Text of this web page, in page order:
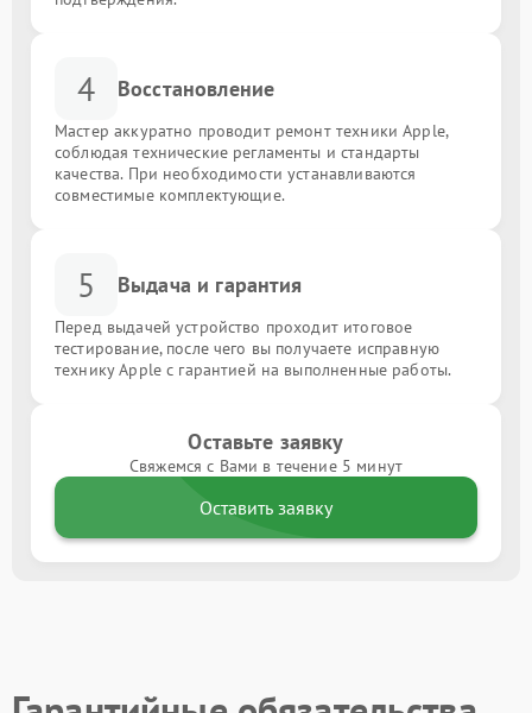
4 Восстановление
Мастер аккуратно проводит ремонт техники Apple,
соблюдая технические регламенты и стандарты
качества. При необходимости устанавливаются
совместимые комплектующие.
5 Выдача и гарантия
Перед выдачей устройство проходит итоговое
тестирование, после чего вы получаете исправную
технику Apple с гарантией на выполненные работы.
Оставьте заявку
Свяжемся с Вами в течение 5 минут
Оставить заявку